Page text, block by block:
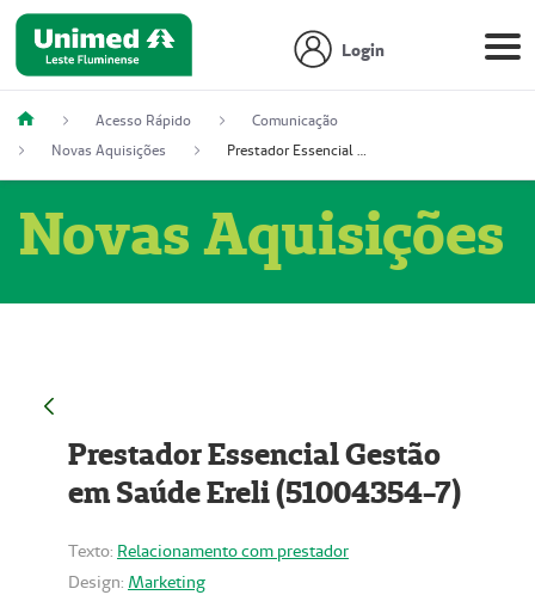
Login
Acesso Rápido
Comunicação
Novas Aquisições
Prestador Essencial Gestão em Saúde Ereli (51004354-7)
Novas Aquisições
Prestador Essencial Gestão
em Saúde Ereli (51004354-7)
Texto: Relacionamento com prestador
Design: Marketing